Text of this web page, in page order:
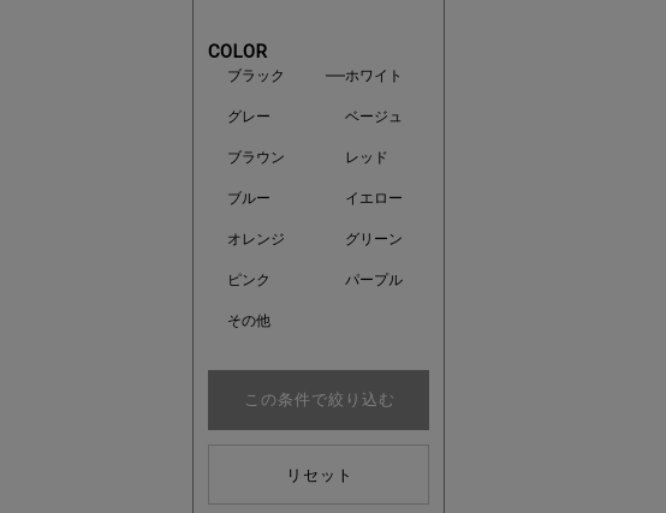
COLOR
ブラック ホワイト
グレー ベージュ
ブラウン レッド
ブルー イエロー
オレンジ グリーン
ピンク パープル
その他
この条件で絞り込む
リセット